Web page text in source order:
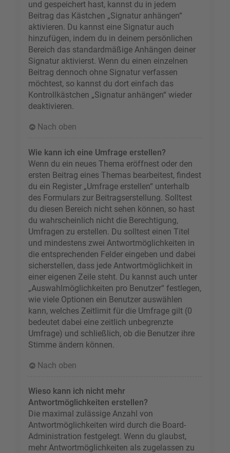
und gespeichert hast, kannst du in jedem
Beitrag das Kästchen „Signatur anhängen“
aktivieren. Du kannst eine Signatur auch
hinzufügen, indem du in deinem persönlichen
Bereich das standardmäßige Anhängen deiner
Signatur aktivierst. Wenn du einen einzelnen
Beitrag dennoch ohne Signatur verfassen
möchtest, so kannst du dort einfach das
Kontrollkästchen „Signatur anhängen“ wieder
deaktivieren.
Nach oben
Wie kann ich eine Umfrage erstellen?
Wenn du ein neues Thema eröffnest oder den
ersten Beitrag eines Themas bearbeitest, findest
du ein Register „Umfrage erstellen“ unterhalb
des Formulars zur Beitragserstellung. Solltest
du diesen Bereich nicht sehen können, so hast
du wahrscheinlich nicht die Berechtigung,
Umfragen zu erstellen. Du solltest einen Titel
und mindestens zwei Antwortmöglichkeiten in
die entsprechenden Felder eingeben und dabei
sicherstellen, dass jede Antwortmöglichkeit in
einer eigenen Zeile steht. Du kannst auch unter
„Auswahlmöglichkeiten pro Benutzer“ festlegen,
wie viele Optionen ein Benutzer auswählen
kann, welches Zeitlimit für die Umfrage gilt (0
bedeutet dabei eine zeitlich unbegrenzte
Umfrage) und schließlich, ob die Benutzer ihre
Stimme ändern können.
Nach oben
Wieso kann ich nicht mehr
Antwortmöglichkeiten erstellen?
Die maximal zulässige Anzahl von
Antwortmöglichkeiten wird durch die Board-
Administration festgelegt. Wenn du glaubst,
mehr Antwortmöglichkeiten als zugelassen zu